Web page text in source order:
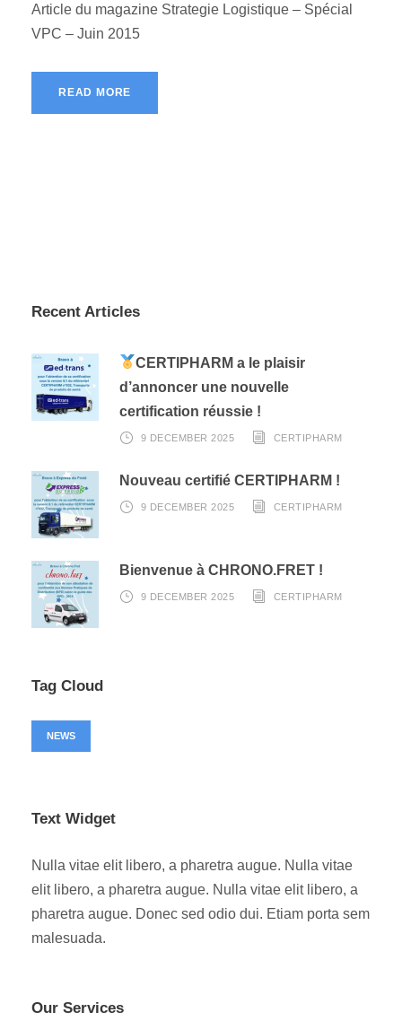
Article du magazine Strategie Logistique – Spécial
VPC – Juin 2015
READ MORE
Recent Articles
CERTIPHARM a le plaisir
d’annoncer une nouvelle
certification réussie !
9 DECEMBER 2025 CERTIPHARM
Nouveau certifié CERTIPHARM !
9 DECEMBER 2025 CERTIPHARM
Bienvenue à CHRONO.FRET !
9 DECEMBER 2025 CERTIPHARM
Tag Cloud
NEWS
Text Widget
Nulla vitae elit libero, a pharetra augue. Nulla vitae
elit libero, a pharetra augue. Nulla vitae elit libero, a
pharetra augue. Donec sed odio dui. Etiam porta sem
malesuada.
Our Services